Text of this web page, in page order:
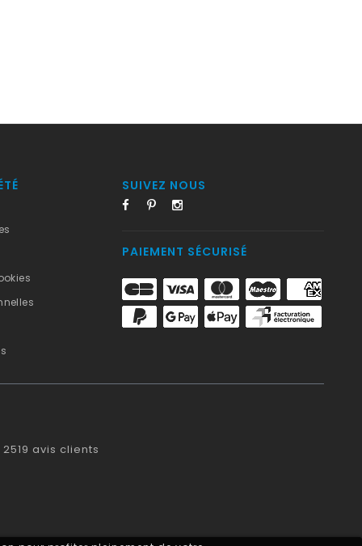
SUIVEZ NOUS
PAIEMENT SÉCURISÉ
2519 avis clients